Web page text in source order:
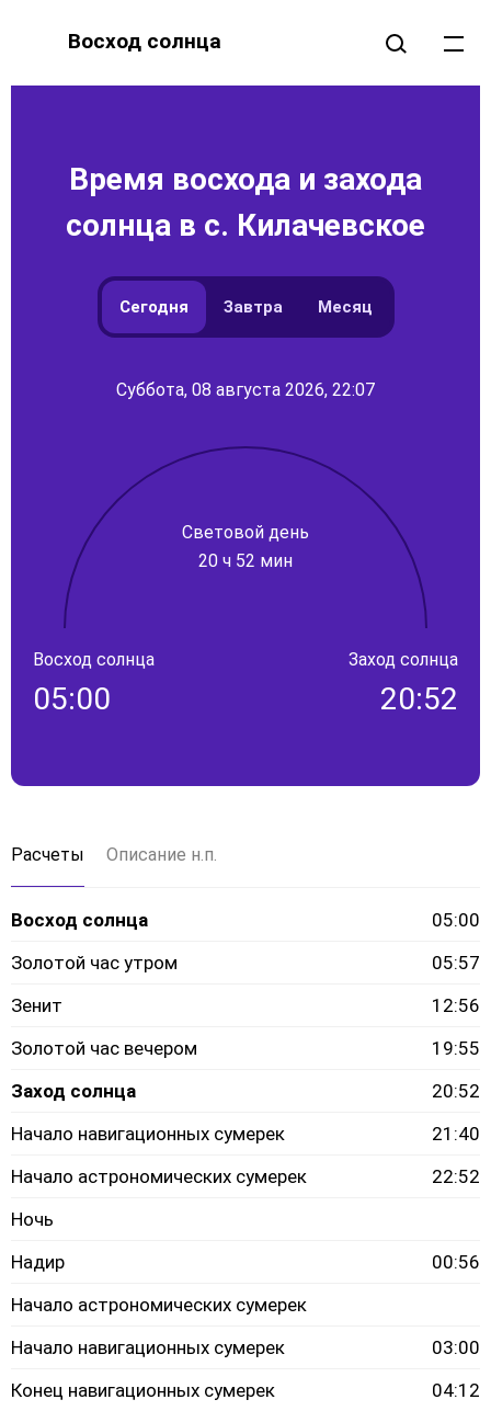
Восход солнца
Время восхода и захода
солнца в с. Килачевское
Сегодня Завтра Месяц
Суббота, 08 августа 2026, 22:07
Световой день
20 ч 52 мин
Восход солнца
05:00
Заход солнца
20:52
Расчеты Описание н.п.
Восход солнца
05:00
Золотой час утром
05:57
Зенит
12:56
Золотой час вечером
19:55
Заход солнца
20:52
Начало навигационных сумерек
21:40
Начало астрономических сумерек
22:52
Ночь
Надир
00:56
Начало астрономических сумерек
Начало навигационных сумерек
03:00
Конец навигационных сумерек
04:12